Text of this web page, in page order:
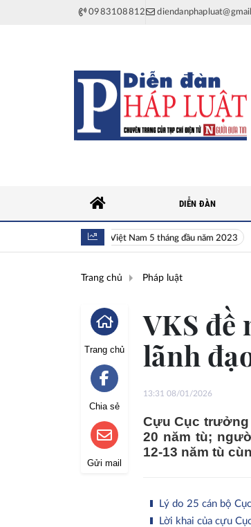
0983108812
Toàn cảnh kinh tế Việt Nam 5 tháng đầu năm 2023
DIỄN ĐÀN
Trang chủ Pháp luật
Trang chủ
Chia sẻ
Gửi mail
VKS đề
lãnh
13:31 08/01/2026
Cựu Cục trưởng
20 năm tù;
12-13 năm tù
Lý do 25 cán bộ
Lời khai của cựu